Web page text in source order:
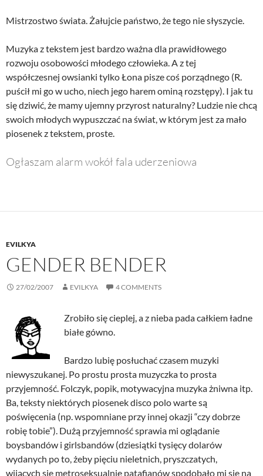
Mistrzostwo świata. Żałujcie państwo, że tego nie słyszycie.
Muzyka z tekstem jest bardzo ważna dla prawidłowego
rozwoju osobowości młodego człowieka. A z tej
współczesnej owsianki tylko Łona pisze coś porządnego (R.
puścił mi go w ucho, niech jego harem ominą rozstępy). I jak tu
się dziwić, że mamy ujemny przyrost naturalny? Ludzie nie chcą
swoich młodych wypuszczać na świat, w którym jest za mało
piosenek z tekstem, proste.
Ogłaszam alarm wokół fala uderzeniowa
EVILKYA
GENDER BENDER
27/02/2007 EVILKYA 4 COMMENTS
Zrobiło się cieplej, a z nieba pada całkiem ładne
białe gówno.
Bardzo lubię posłuchać czasem muzyki
niewyszukanej. Po prostu prosta muzyczka to prosta
przyjemność. Folczyk, popik, motywacyjna muzyka żniwna itp.
Ba, teksty niektórych piosenek disco polo warte są
poświęcenia (np. wspomniane przy innej okazji “czy dobrze
robię tobie”). Dużą przyjemność sprawia mi oglądanie
boysbandów i girlsbandów (dziesiątki tysięcy dolarów
wydanych po to, żeby pięciu nieletnich, pryszczatych,
wijących się metroseksualnie patafianów spodobało mi się na